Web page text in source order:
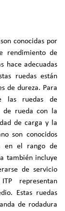
conocidas por
rendimiento de
hace adecuadas
ruedas están
de dureza. Para
las ruedas de
de rueda con la
de carga y la
son conocidos
en el rango de
también incluye
de servicio
representan
Estas ruedas
de rodadura